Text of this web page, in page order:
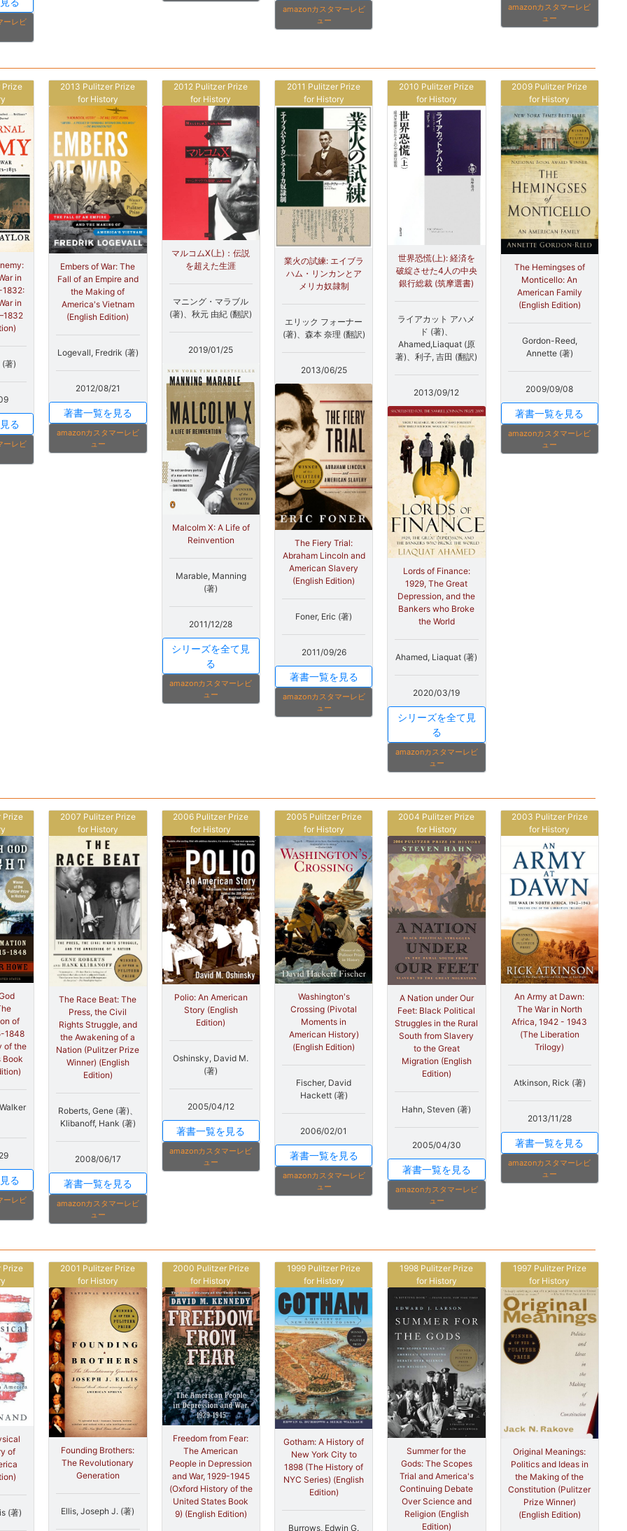
ーレビ
amazonカスタマーレビ
ュー
amazonカスタマーレビ
ュー
Prize
in
1832:
in
著)
る
ーレビ
2013 Pulitzer Prize
for History
Embers of War: The
Fall of an Empire and
the Making of
America's Vietnam
(English Edition)
Logevall, Fredrik (著)
2012/08/21
著書一覧を見る
amazonカスタマーレビ
ュー
2012 Pulitzer Prize
for History
マルコムX(上)：伝説
を超えた生涯
マニング・マラブル
(著)、秋元 由紀 (翻訳)
2019/01/25
Malcolm X: A Life of
Reinvention
Marable, Manning
(著)
2011/12/28
シリーズを全て見
る
amazonカスタマーレビ
ュー
2011 Pulitzer Prize
for History
業火の試練: エイブラ
ハム・リンカンとア
メリカ奴隷制
エリック フォーナー
(著)、森本 奈理 (翻訳)
2013/06/25
The Fiery Trial:
Abraham Lincoln and
American Slavery
(English Edition)
Foner, Eric (著)
2011/09/26
著書一覧を見る
amazonカスタマーレビ
ュー
2010 Pulitzer Prize
for History
世界恐慌(上): 経済を
破綻させた4人の中央
銀行総裁 (筑摩選書)
ライアカット アハメ
ド (著)、
Ahamed,Liaquat (原
著)、利子, 吉田 (翻訳)
2013/09/12
Lords of Finance:
1929, The Great
Depression, and the
Bankers who Broke
the World
Ahamed, Liaquat (著)
2020/03/19
シリーズを全て見
る
amazonカスタマーレビ
ュー
2009 Pulitzer Prize
for History
The Hemingses of
Monticello: An
American Family
(English Edition)
Gordon-Reed,
Annette (著)
2009/09/08
著書一覧を見る
amazonカスタマーレビ
ュー
Prize
of
1848
of the
Book
る
ーレビ
2007 Pulitzer Prize
for History
The Race Beat: The
Press, the Civil
Rights Struggle, and
the Awakening of a
Nation (Pulitzer Prize
Winner) (English
Edition)
Roberts, Gene (著)、
Klibanoff, Hank (著)
2008/06/17
著書一覧を見る
amazonカスタマーレビ
ュー
2006 Pulitzer Prize
for History
Polio: An American
Story (English
Edition)
Oshinsky, David M.
(著)
2005/04/12
著書一覧を見る
amazonカスタマーレビ
ュー
2005 Pulitzer Prize
for History
Washington's
Crossing (Pivotal
Moments in
American History)
(English Edition)
Fischer, David
Hackett (著)
2006/02/01
著書一覧を見る
amazonカスタマーレビ
ュー
2004 Pulitzer Prize
for History
A Nation under Our
Feet: Black Political
Struggles in the Rural
South from Slavery
to the Great
Migration (English
Edition)
Hahn, Steven (著)
2005/04/30
著書一覧を見る
amazonカスタマーレビ
ュー
2003 Pulitzer Prize
for History
An Army at Dawn:
The War in North
Africa, 1942 - 1943
(The Liberation
Trilogy)
Atkinson, Rick (著)
2013/11/28
著書一覧を見る
amazonカスタマーレビ
ュー
Prize
of
(著)
2001 Pulitzer Prize
for History
Founding Brothers:
The Revolutionary
Generation
Ellis, Joseph J. (著)
2000 Pulitzer Prize
for History
Freedom from Fear:
The American
People in Depression
and War, 1929-1945
(Oxford History of the
United States Book
9) (English Edition)
1999 Pulitzer Prize
for History
Gotham: A History of
New York City to
1898 (The History of
NYC Series) (English
Edition)
Burrows, Edwin G.
1998 Pulitzer Prize
for History
Summer for the
Gods: The Scopes
Trial and America's
Continuing Debate
Over Science and
Religion (English
Edition)
1997 Pulitzer Prize
for History
Original Meanings:
Politics and Ideas in
the Making of the
Constitution (Pulitzer
Prize Winner)
(English Edition)